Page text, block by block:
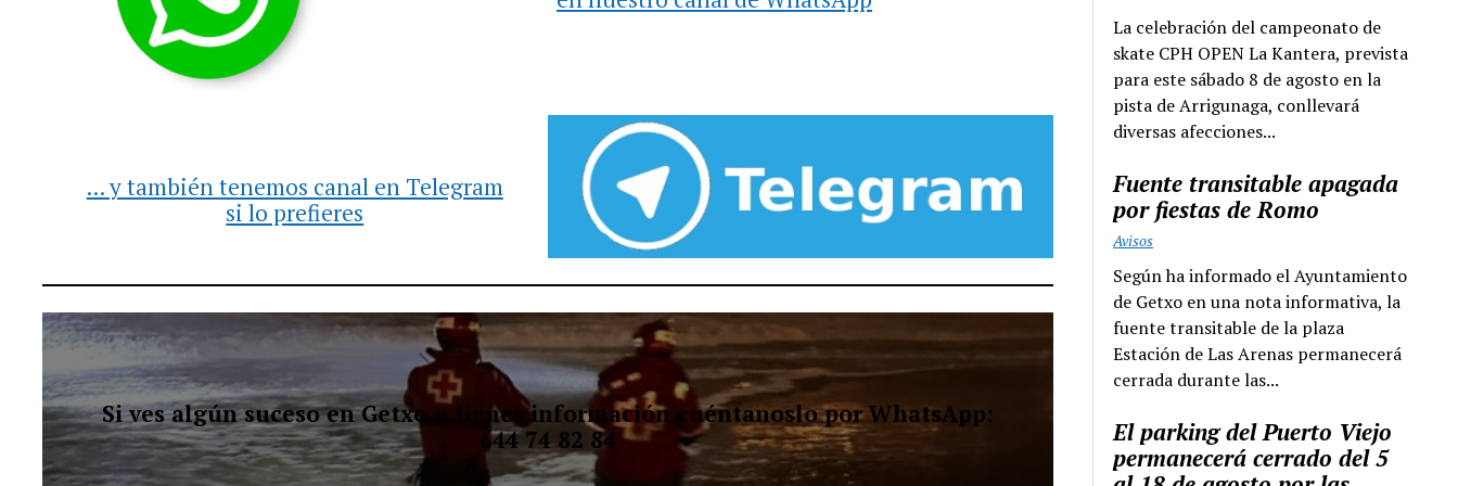
... y también tenemos canal en Telegram
si lo prefieres
Si ves algún suceso en Getxo o tienes información cuéntanoslo por WhatsApp:
644 74 82 84
La celebración del campeonato de
skate CPH OPEN La Kantera, prevista
para este sábado 8 de agosto en la
pista de Arrigunaga, conllevará
diversas afecciones...
Fuente transitable apagada
por fiestas de Romo
Avisos
Según ha informado el Ayuntamiento
de Getxo en una nota informativa, la
fuente transitable de la plaza
Estación de Las Arenas permanecerá
cerrada durante las...
El parking del Puerto Viejo
permanecerá cerrado del 5